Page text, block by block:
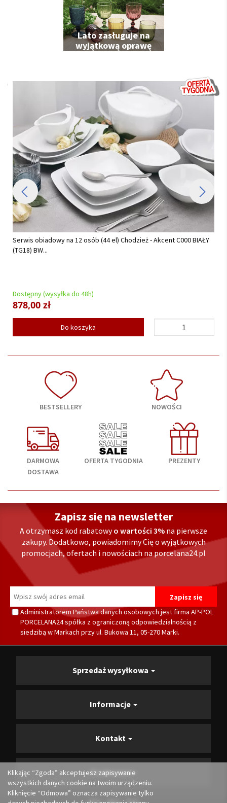
Lato zasługuje na
wyjątkową oprawę
Serwis obiadowy na 12 osób (44 el) Chodzież - Akcent C000 BIAŁY
(TG18) BW...
Dostępny (wysyłka do 48h)
878,00 zł
Do koszyka
BESTSELLERY NOWOŚCI
DARMOWA
DOSTAWA
OFERTA TYGODNIA PREZENTY
Zapisz się na newsletter
A otrzymasz kod rabatowyo wartości 3% na pierwsze
zakupy. Dodatkowo, powiadomimy Cię o wyjątkowych
promocjach, ofertach i nowościach na porcelana24.pl
Administratorem Państwa danych osobowych jest firma AP-POL
PORCELANA24 spółka z ograniczoną odpowiedzialnością z
siedzibą w Markach przy ul. Bukowa 11, 05-270 Marki.
Sprzedaż wysyłkowa
Informacje
Kontakt
Producenci
Klikając “Zgoda” akceptujesz zapisywanie
wszystkich danych cookie na twoim urządzeniu.
Kliknięcie “Odmowa” oznacza zapisywanie tylko